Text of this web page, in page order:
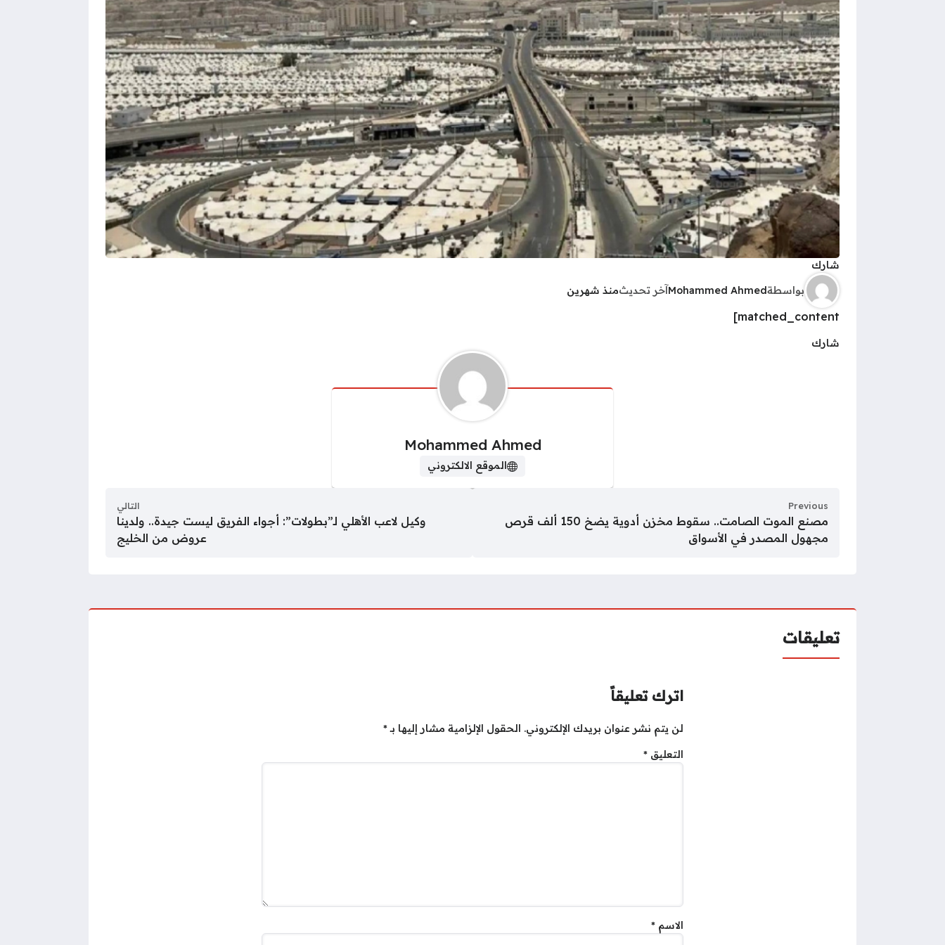
شارك
بواسطةMohammed Ahmedآخر تحديثمنذ شهرين
matched_content]
شارك
Mohammed Ahmed
الموقع الالكتروني
Previous
مصنع الموت الصامت.. سقوط مخزن أدوية يضخ 150 ألف قرص
مجهول المصدر في الأسواق
التالي
وكيل لاعب الأهلي لـ”بطولات”: أجواء الفريق ليست جيدة.. ولدينا
عروض من الخليج
تعليقات
اترك تعليقاً
لن يتم نشر عنوان بريدك الإلكتروني. الحقول الإلزامية مشار إليها بـ*
التعليق *
الاسم *